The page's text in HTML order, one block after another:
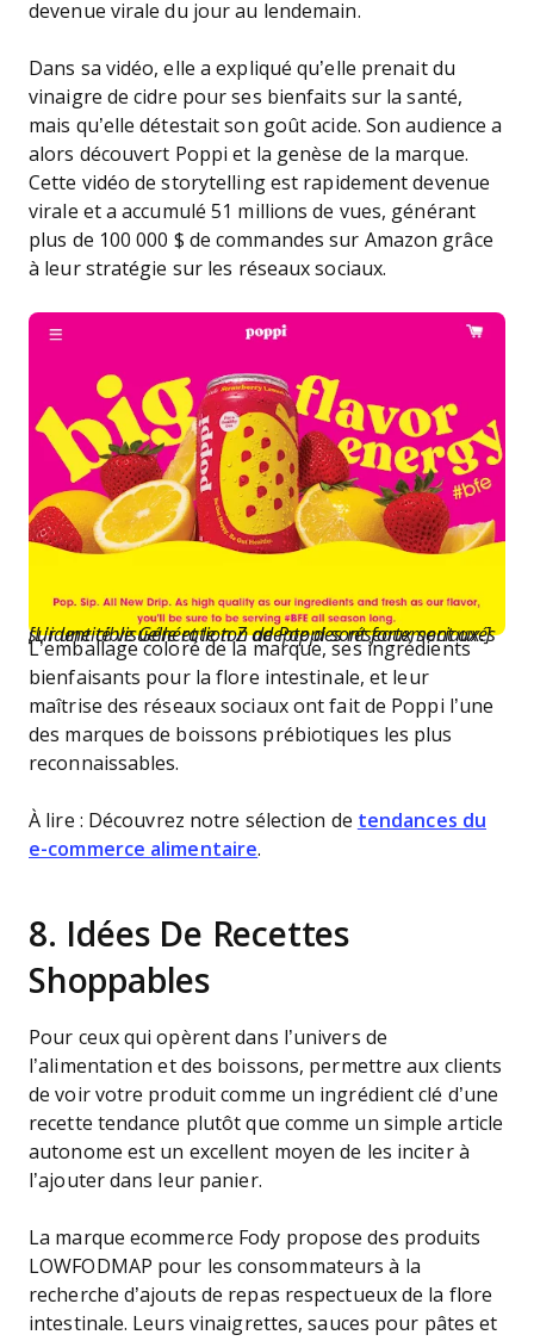
devenue virale du jour au lendemain.
Dans sa vidéo, elle a expliqué qu’elle prenait du
vinaigre de cidre pour ses bienfaits sur la santé,
mais qu’elle détestait son goût acide. Son audience a
alors découvert Poppi et la genèse de la marque.
Cette vidéo de storytelling est rapidement devenue
virale et a accumulé 51 millions de vues, générant
plus de 100 000 $ de commandes sur Amazon grâce
à leur stratégie sur les réseaux sociaux.
[L’identité visuelle et le ton de Poppi sont fortement axés sur une cible Génération Z adepte des réseaux sociaux.]
L’emballage coloré de la marque, ses ingrédients
bienfaisants pour la flore intestinale, et leur
maîtrise des réseaux sociaux ont fait de Poppi l’une
des marques de boissons prébiotiques les plus
reconnaissables.
À lire : Découvrez notre sélection de tendances du
e-commerce alimentaire.
8. Idées De Recettes
Shoppables
Pour ceux qui opèrent dans l’univers de
l’alimentation et des boissons, permettre aux clients
de voir votre produit comme un ingrédient clé d’une
recette tendance plutôt que comme un simple article
autonome est un excellent moyen de les inciter à
l’ajouter dans leur panier.
La marque ecommerce Fody propose des produits
LOWFODMAP pour les consommateurs à la
recherche d’ajouts de repas respectueux de la flore
intestinale. Leurs vinaigrettes, sauces pour pâtes et